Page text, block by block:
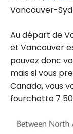
Vancouver-
Au départ de
et Vancouver
pouvez donc
mais si vous
Canada, vous
fourchette 7